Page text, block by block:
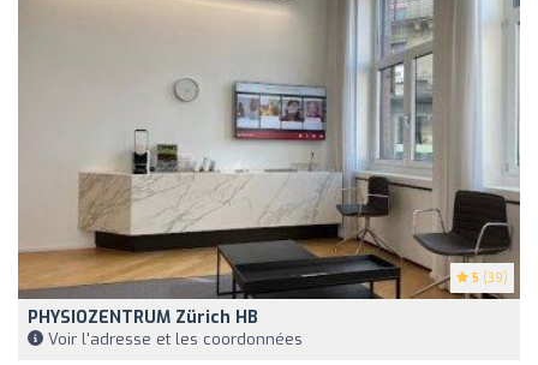
5 (39)
PHYSIOZENTRUM Zürich HB
Voir l'adresse et les coordonnées